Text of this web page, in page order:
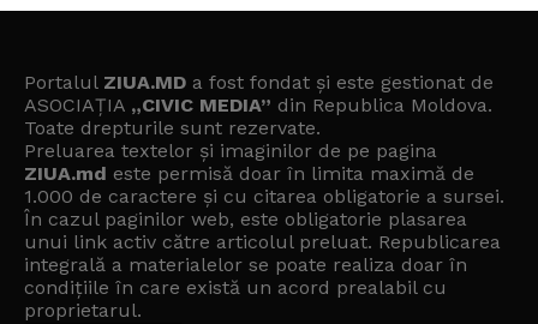
Portalul ZIUA.MD a fost fondat și este gestionat de
ASOCIAȚIA „CIVIC MEDIA” din Republica Moldova.
Toate drepturile sunt rezervate.
Preluarea textelor și imaginilor de pe pagina
ZIUA.md este permisă doar în limita maximă de
1.000 de caractere și cu citarea obligatorie a sursei.
În cazul paginilor web, este obligatorie plasarea
unui link activ către articolul preluat. Republicarea
integrală a materialelor se poate realiza doar în
condițiile în care există un acord prealabil cu
proprietarul.